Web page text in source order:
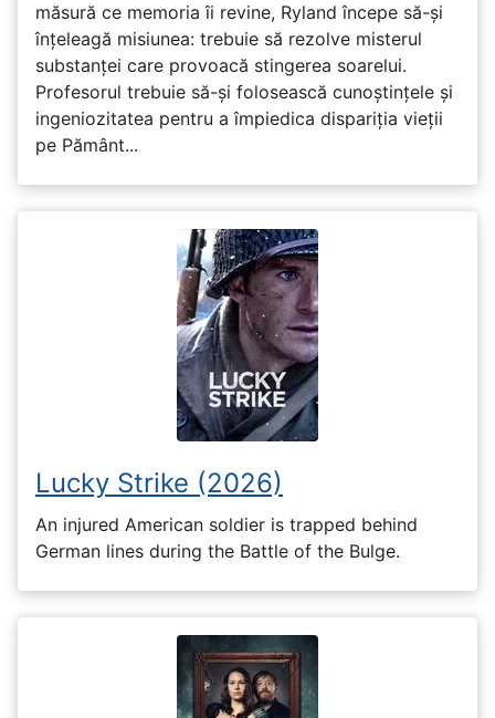
măsură ce memoria îi revine, Ryland începe să-și
înțeleagă misiunea: trebuie să rezolve misterul
substanței care provoacă stingerea soarelui.
Profesorul trebuie să-și folosească cunoștințele și
ingeniozitatea pentru a împiedica dispariția vieții
pe Pământ...
Lucky Strike (2026)
An injured American soldier is trapped behind
German lines during the Battle of the Bulge.